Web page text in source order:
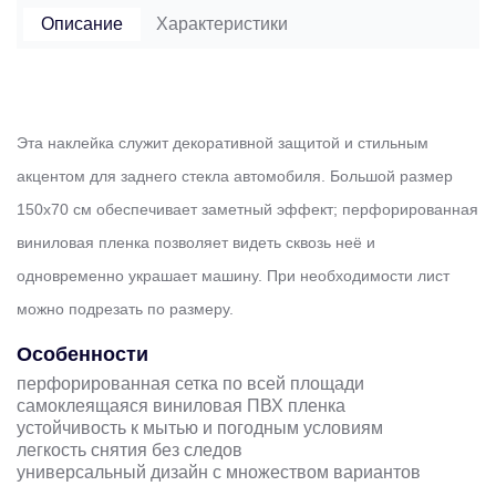
Описание Характеристики
Эта наклейка служит декоративной защитой и стильным
акцентом для заднего стекла автомобиля. Большой размер
150х70 см обеспечивает заметный эффект; перфорированная
виниловая пленка позволяет видеть сквозь неё и
одновременно украшает машину. При необходимости лист
можно подрезать по размеру.
Особенности
перфорированная сетка по всей площади
самоклеящаяся виниловая ПВХ пленка
устойчивость к мытью и погодным условиям
легкость снятия без следов
универсальный дизайн с множеством вариантов